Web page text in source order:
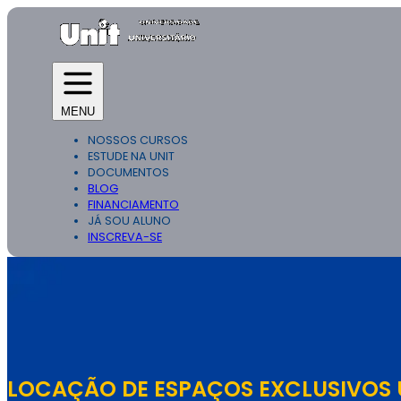
MENU
NOSSOS CURSOS
ESTUDE NA UNIT
DOCUMENTOS
BLOG
FINANCIAMENTO
JÁ SOU ALUNO
INSCREVA-SE
LOCAÇÃO DE ESPAÇOS EXCLUSIVOS